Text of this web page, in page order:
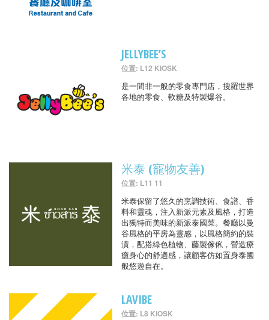
JELLYBEE’S
位置: L12 KIOSK
是一間非一般的零食專門店，搜羅世界
各地的零食、軟糖及特製爆谷。
米泰 (寵物友善)
位置: L11 11
米泰保留了悠久的烹調技術、食譜、香
料和靈魂，注入新派元素及風格，打造
出獨特而美味的新派泰國菜。餐廳以曼
谷風格的平房為靈感，以風格簡約的裝
潢，配搭綠色植物、藤製傢俬，營造療
癒身心的舒適感，讓顧客仿如置身泰國
般悠遊自在。
LAVIBE
位置: L8 KIOSK